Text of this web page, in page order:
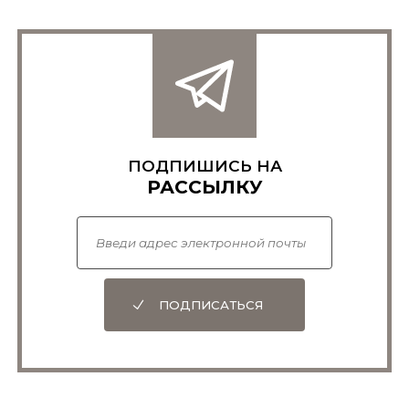
ПОДПИШИСЬ НА
РАССЫЛКУ
ПОДПИСАТЬСЯ